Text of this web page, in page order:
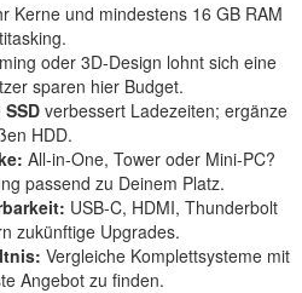
Kerne und mindestens 16 GB RAM
oder 3D-Design lohnt sich eine
sparen hier Budget.
SSD verbessert Ladezeiten; ergänze
HDD.
All-in-One, Tower oder Mini-PC?
passend zu Deinem Platz.
USB-C, HDMI, Thunderbolt
zukünftige Upgrades.
Vergleiche Komplettsysteme mit
Angebot zu finden.